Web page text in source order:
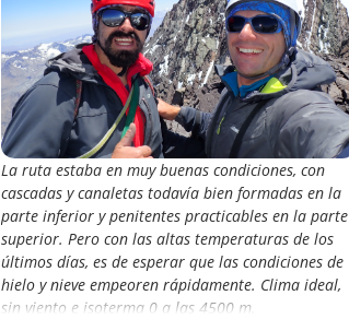
La ruta estaba en muy buenas condiciones, con
cascadas y canaletas todavía bien formadas en la
parte inferior y penitentes practicables en la parte
superior. Pero con las altas temperaturas de los
últimos días, es de esperar que las condiciones de
hielo y nieve empeoren rápidamente. Clima ideal,
sin viento e isoterma 0 a las 4500 m.